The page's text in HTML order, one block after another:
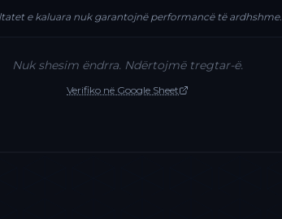
e kaluara nuk garantojnë performancë të ardhshme.
Nuk shesim ëndrra. Ndërtojmë tregtar-ë.
Verifiko në Google Sheet